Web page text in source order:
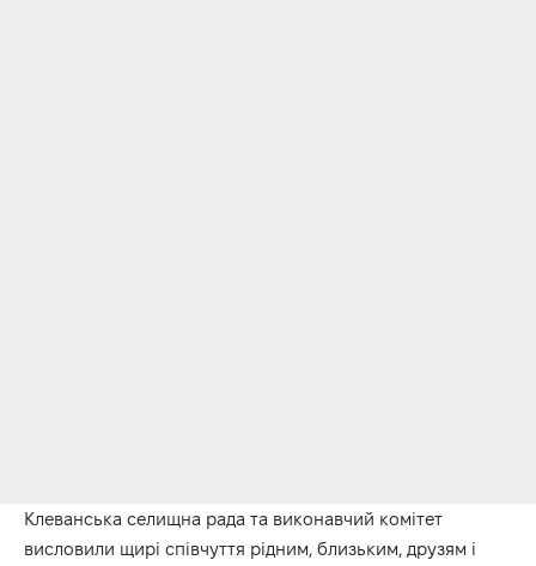
Клеванська селищна рада та виконавчий комітет
висловили щирі співчуття рідним, близьким, друзям і